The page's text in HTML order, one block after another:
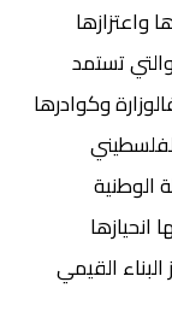
واعتزازها
تستمد
وكوادرها
الوطنية
انحيازها
القيمي